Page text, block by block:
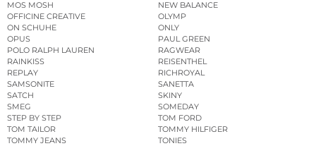
MOS MOSH
NEW BALANCE
OFFICINE CREATIVE
OLYMP
ON SCHUHE
ONLY
OPUS
PAUL GREEN
POLO RALPH LAUREN
RAGWEAR
RAINKISS
REISENTHEL
REPLAY
RICHROYAL
SAMSONITE
SANETTA
SATCH
SKINY
SMEG
SOMEDAY
STEP BY STEP
TOM FORD
TOM TAILOR
TOMMY HILFIGER
TOMMY JEANS
TONIES